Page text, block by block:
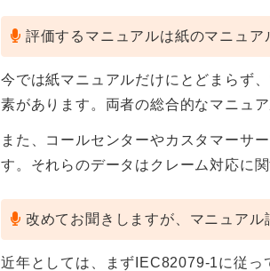
評価するマニュアルは紙のマニュア
今では紙マニュアルだけにとどまらず
素があります。両者の総合的なマニュ
また、コールセンターやカスタマーサ
す。それらのデータはクレーム対応に
改めてお聞きしますが、マニュア
近年としては、まずIEC82079-1に従っ